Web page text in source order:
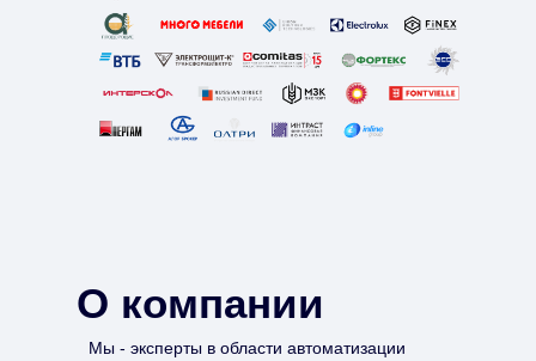
Мы - эксперты в области автоматизации
О компании